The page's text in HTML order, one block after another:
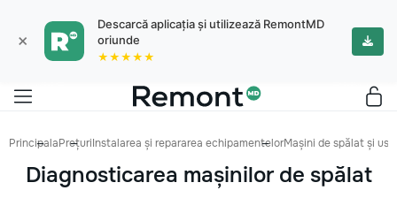
×
Descarcă aplicația și utilizează RemontMD
oriunde
★★★★★
PrincipalaPrețuriInstalarea și repararea echipamentelorMașini de spălat și
Diagnosticarea mașinilor de spălat